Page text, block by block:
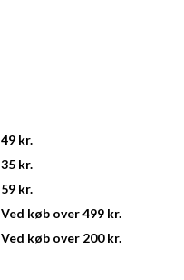
49 kr.
35 kr.
59 kr.
Ved køb over 499 kr.
Ved køb over 200 kr.